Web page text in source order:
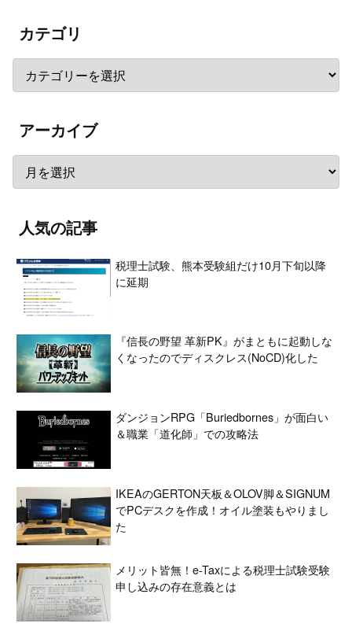
カテゴリ
アーカイブ
人気の記事
税理士試験、熊本受験組だけ10月下旬以降
に延期
『信長の野望 革新PK』がまともに起動しな
くなったのでディスクレス(NoCD)化した
ダンジョンRPG「Buriedbornes」が面白い
＆職業「道化師」での攻略法
IKEAのGERTON天板＆OLOV脚＆SIGNUM
でPCデスクを作成！オイル塗装もやりまし
た
メリット皆無！e-Taxによる税理士試験受験
申し込みの存在意義とは